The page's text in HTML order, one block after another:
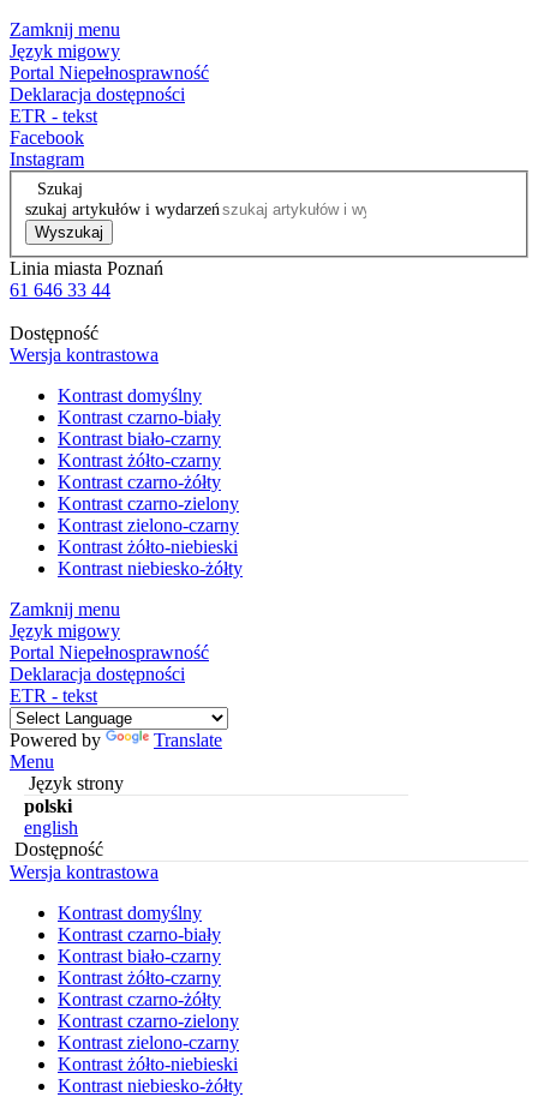
Zamknij menu
Język migowy
Portal Niepełnosprawność
Deklaracja dostępności
ETR - tekst
Facebook
Instagram
Szukaj
szukaj artykułów i wydarzeń
Wyszukaj
Linia miasta Poznań
61 646 33 44
Dostępność
Wersja kontrastowa
Kontrast domyślny
Kontrast czarno-biały
Kontrast biało-czarny
Kontrast żółto-czarny
Kontrast czarno-żółty
Kontrast czarno-zielony
Kontrast zielono-czarny
Kontrast żółto-niebieski
Kontrast niebiesko-żółty
Zamknij menu
Język migowy
Portal Niepełnosprawność
Deklaracja dostępności
ETR - tekst
Powered by
Translate
Menu
Język strony
polski
english
Dostępność
Wersja kontrastowa
Kontrast domyślny
Kontrast czarno-biały
Kontrast biało-czarny
Kontrast żółto-czarny
Kontrast czarno-żółty
Kontrast czarno-zielony
Kontrast zielono-czarny
Kontrast żółto-niebieski
Kontrast niebiesko-żółty